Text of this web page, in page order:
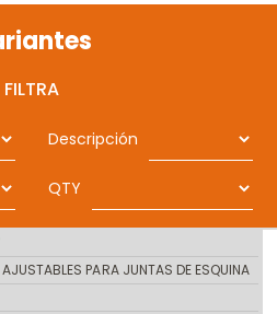
FILTRA
Descripción
QTY
PARA JUNTAS DE ESQUINA